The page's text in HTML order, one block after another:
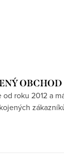
OBCHOD
od roku 2012 a